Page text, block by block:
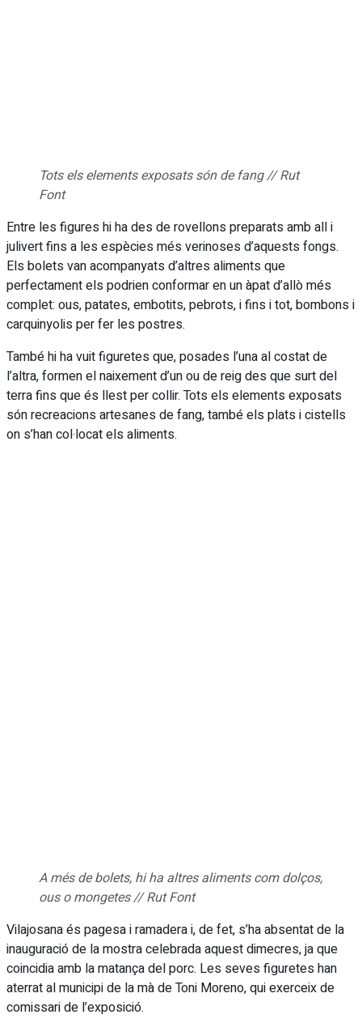
Tots els elements exposats són de fang // Rut
Font
Entre les figures hi ha des de rovellons preparats amb all i
julivert fins a les espècies més verinoses d’aquests fongs.
Els bolets van acompanyats d’altres aliments que
perfectament els podrien conformar en un àpat d’allò més
complet: ous, patates, embotits, pebrots, i fins i tot, bombons i
carquinyolis per fer les postres.
També hi ha vuit figuretes que, posades l’una al costat de
l’altra, formen el naixement d’un ou de reig des que surt del
terra fins que és llest per collir. Tots els elements exposats
són recreacions artesanes de fang, també els plats i cistells
on s’han col·locat els aliments.
A més de bolets, hi ha altres aliments com dolços,
ous o mongetes // Rut Font
Vilajosana és pagesa i ramadera i, de fet, s’ha absentat de la
inauguració de la mostra celebrada aquest dimecres, ja que
coincidia amb la matança del porc. Les seves figuretes han
aterrat al municipi de la mà de Toni Moreno, qui exerceix de
comissari de l’exposició.